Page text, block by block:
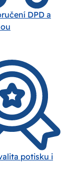
DPD a
potisku i